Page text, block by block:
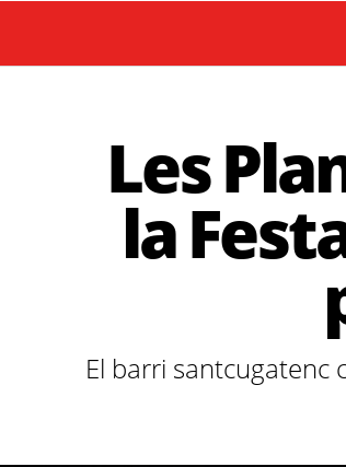
Les
la
El barri santcugatenc